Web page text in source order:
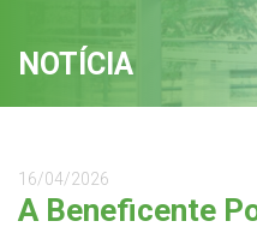
NOTÍCIA
16/04/2026
A Beneficente